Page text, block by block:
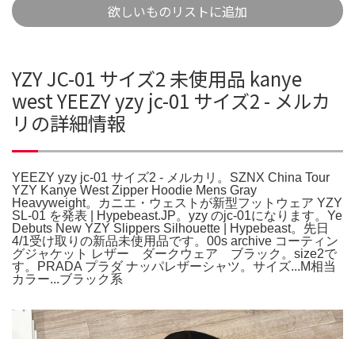
欲しいものリストに追加
YZY JC-01 サイズ2 未使用品 kanye
west YEEZY yzy jc-01 サイズ2 - メルカ
リの詳細情報
YEEZY yzy jc-01 サイズ2 - メルカリ。SZNX China Tour
YZY Kanye West Zipper Hoodie Mens Gray
Heavyweight。カニエ・ウェストが新型フットウェア YZY
SL-01 を発表 | Hypebeast.JP。yzy のjc-01になります。Ye
Debuts New YZY Slippers Silhouette | Hypebeast。先日
4/1受け取りの新品未使用品です。00s archive コーティン
グジャケット レザー ダークウェア ブラック。size2で
す。PRADA プラダ ナッパレザーシャツ。サイズ...M相当
カラー...ブラック系